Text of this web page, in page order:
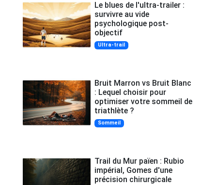
Le blues de l'ultra-trailer :
survivre au vide
psychologique post-
objectif
Ultra-trail
Bruit Marron vs Bruit Blanc
: Lequel choisir pour
optimiser votre sommeil de
triathlète ?
Sommeil
Trail du Mur païen : Rubio
impérial, Gomes d'une
précision chirurgicale